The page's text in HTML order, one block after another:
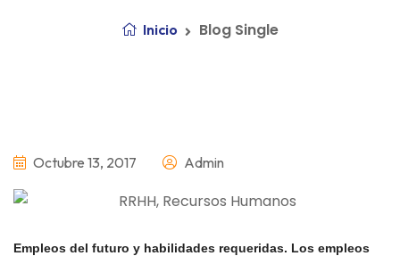
Inicio Blog Single
Octubre 13, 2017 Admin
Empleos del futuro y habilidades requeridas. Los empleos